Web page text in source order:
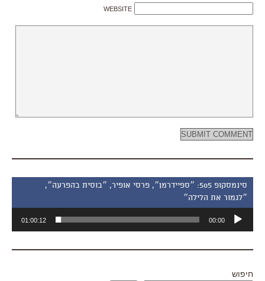
WEBSITE
סינמסקופ 505: ״ספיידרמן״, פרסי אופיר, ״בוסית בהפרעה״,
״לגמור את הלילה״
אודיו
00:00
01:00:12
חיפוש